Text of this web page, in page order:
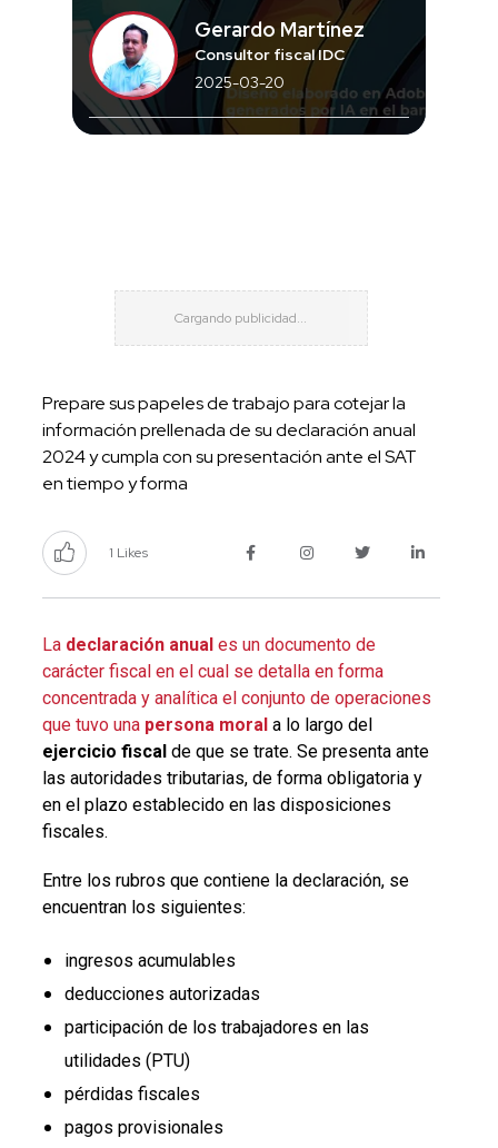
Gerardo Martínez
Consultor fiscal IDC
2025-03-20
Prepare sus papeles de trabajo para cotejar la
información prellenada de su declaración anual
2024 y cumpla con su presentación ante el SAT
en tiempo y forma
1 Likes
La declaración anuales un documento de
carácter fiscal en el cual se detalla en forma
concentrada y analítica el conjunto de operaciones
que tuvo una persona morala lo largo del
ejercicio fiscalde que se trate. Se presenta ante
las autoridades tributarias, de forma obligatoria y
en el plazo establecido en las disposiciones
fiscales.
Entre los rubros que contiene la declaración, se
encuentran los siguientes:
ingresos acumulables
deducciones autorizadas
participación de los trabajadores en las
utilidades (PTU)
pérdidas fiscales
pagos provisionales